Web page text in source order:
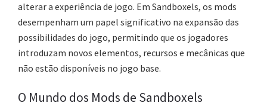
alterar a experiência de jogo. Em Sandboxels, os mods
desempenham um papel significativo na expansão das
possibilidades do jogo, permitindo que os jogadores
introduzam novos elementos, recursos e mecânicas que
não estão disponíveis no jogo base.
O Mundo dos Mods de Sandboxels